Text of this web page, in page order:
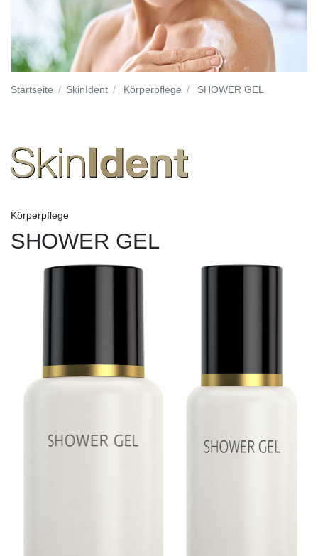
Startseite SkinIdent Körperpflege SHOWER GEL
Körperpflege
SHOWER GEL